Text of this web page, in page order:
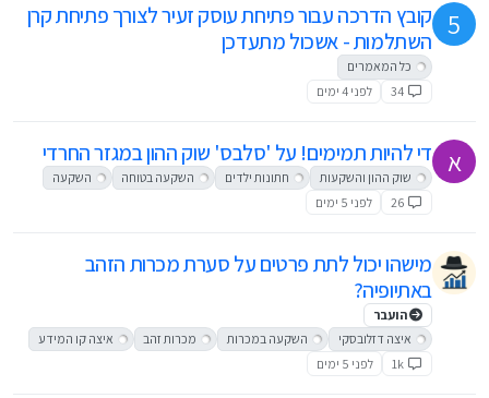
5 קובץ הדרכה עבור פתיחת עוסק זעיר לצורך פתיחת קרן
השתלמות - אשכול מתעדכן
כל המאמרים
34
לפני 4 ימים
א די להיות תמימים! על 'סלבס' שוק ההון במגזר החרדי
שוק ההון והשקעות חתונות ילדים השקעה בטוחה
השקעה
26
לפני 5 ימים
מישהו יכול לתת פרטים על סערת מכרות הזהב
באתיופיה?
הועבר
איצה דזלובסקי
השקעה במכרות מכרות זהב
איצה קו המידע
1k
לפני 5 ימים